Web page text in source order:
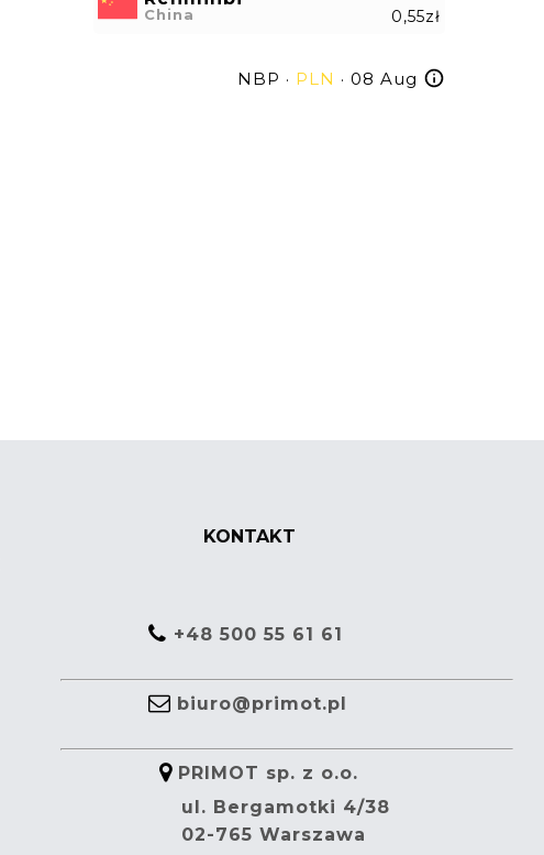
China 0,55zł
NBP · PLN · 08 Aug
KONTAKT
+48 500 55 61 61
biuro@primot.pl
PRIMOT sp. z o.o.
ul. Bergamotki 4/38
02-765 Warszawa